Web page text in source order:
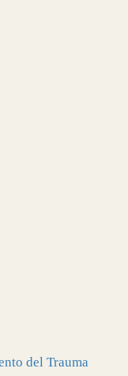
del Trauma